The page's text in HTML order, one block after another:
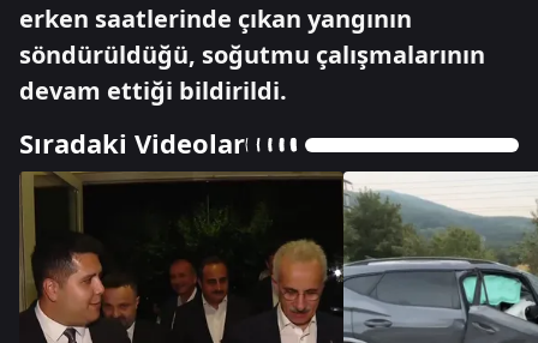
erken saatlerinde çıkan yangının
söndürüldüğü, soğutmu çalışmalarının
devam ettiği bildirildi.
Sıradaki Videolar